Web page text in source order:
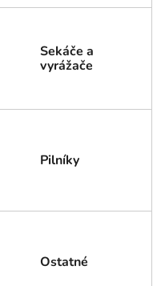
Sekáče a
vyrážače
Pilníky
Ostatné